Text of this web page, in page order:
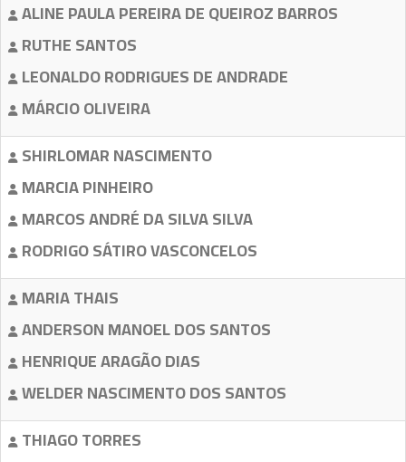
ALINE PAULA PEREIRA DE QUEIROZ BARROS
RUTHE SANTOS
LEONALDO RODRIGUES DE ANDRADE
MÁRCIO OLIVEIRA
SHIRLOMAR NASCIMENTO
MARCIA PINHEIRO
MARCOS ANDRÉ DA SILVA SILVA
RODRIGO SÁTIRO VASCONCELOS
MARIA THAIS
ANDERSON MANOEL DOS SANTOS
HENRIQUE ARAGÃO DIAS
WELDER NASCIMENTO DOS SANTOS
THIAGO TORRES